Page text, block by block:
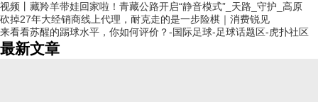
视频丨藏羚羊带娃回家啦！青藏公路开启“静音模式”_天路_守护_高原
砍掉27年大经销商线上代理，耐克走的是一步险棋｜消费锐见
来看看苏醒的踢球水平，你如何评价？-国际足球-足球话题区-虎扑社区
最新文章